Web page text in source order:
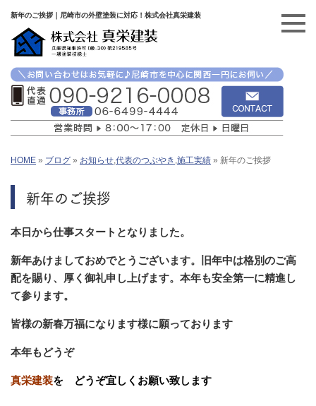
新年のご挨拶｜尼崎市の外壁塗装に対応！株式会社真栄建装
HOME » ブログ » お知らせ,代表のつぶやき ,施工実績 » 新年のご挨拶
新年のご挨拶
本日から仕事スタートとなりました。
新年あけましておめでとうございます。旧年中は格別のご高
配を賜り、厚く御礼申し上げます。本年も安全第一に精進し
て参ります。
皆様の新春万福になります様に願っております
本年もどうぞ
真栄建装を どうぞ宜しくお願い致します